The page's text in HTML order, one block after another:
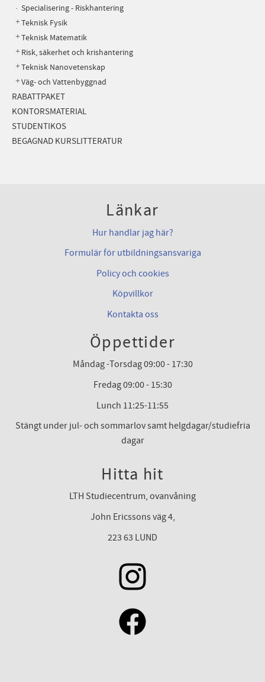
Specialisering - Riskhantering
Teknisk Fysik
Teknisk Matematik
Risk, säkerhet och krishantering
Teknisk Nanovetenskap
Väg- och Vattenbyggnad
RABATTPAKET
KONTORSMATERIAL
STUDENTIKOS
BEGAGNAD KURSLITTERATUR
Länkar
Hur handlar jag här?
Formulär för utbildningsansvariga
Policy och cookies
Köpvillkor
Kontakta oss
Öppettider
Måndag -Torsdag 09:00 - 17:30
Fredag 09:00 - 15:30
Lunch 11:25-11:55
Stängt under jul- och sommarlov samt helgdagar/studiefria
dagar
Hitta hit
LTH Studiecentrum, ovanvåning
John Ericssons väg 4,
223 63 LUND